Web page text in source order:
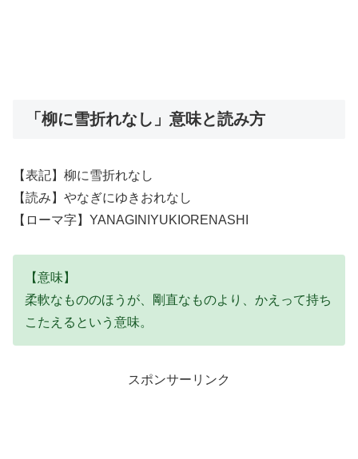
「柳に雪折れなし」意味と読み方
【表記】柳に雪折れなし
【読み】やなぎにゆきおれなし
【ローマ字】YANAGINIYUKIORENASHI
【意味】
柔軟なもののほうが、剛直なものより、かえって持ち
こたえるという意味。
スポンサーリンク